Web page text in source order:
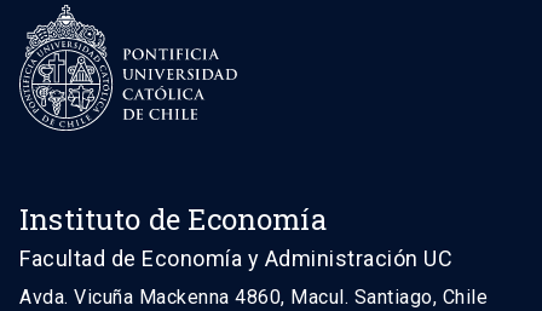
Instituto de Economía
Facultad de Economía y Administración UC
Avda. Vicuña Mackenna 4860, Macul. Santiago, Chile